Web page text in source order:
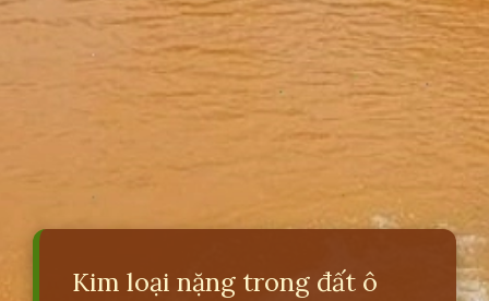
Kim loại nặng trong đất ô